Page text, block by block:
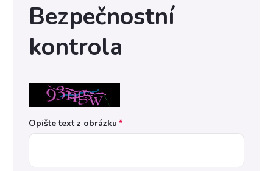
Bezpečnostní
kontrola
Opište text z obrázku